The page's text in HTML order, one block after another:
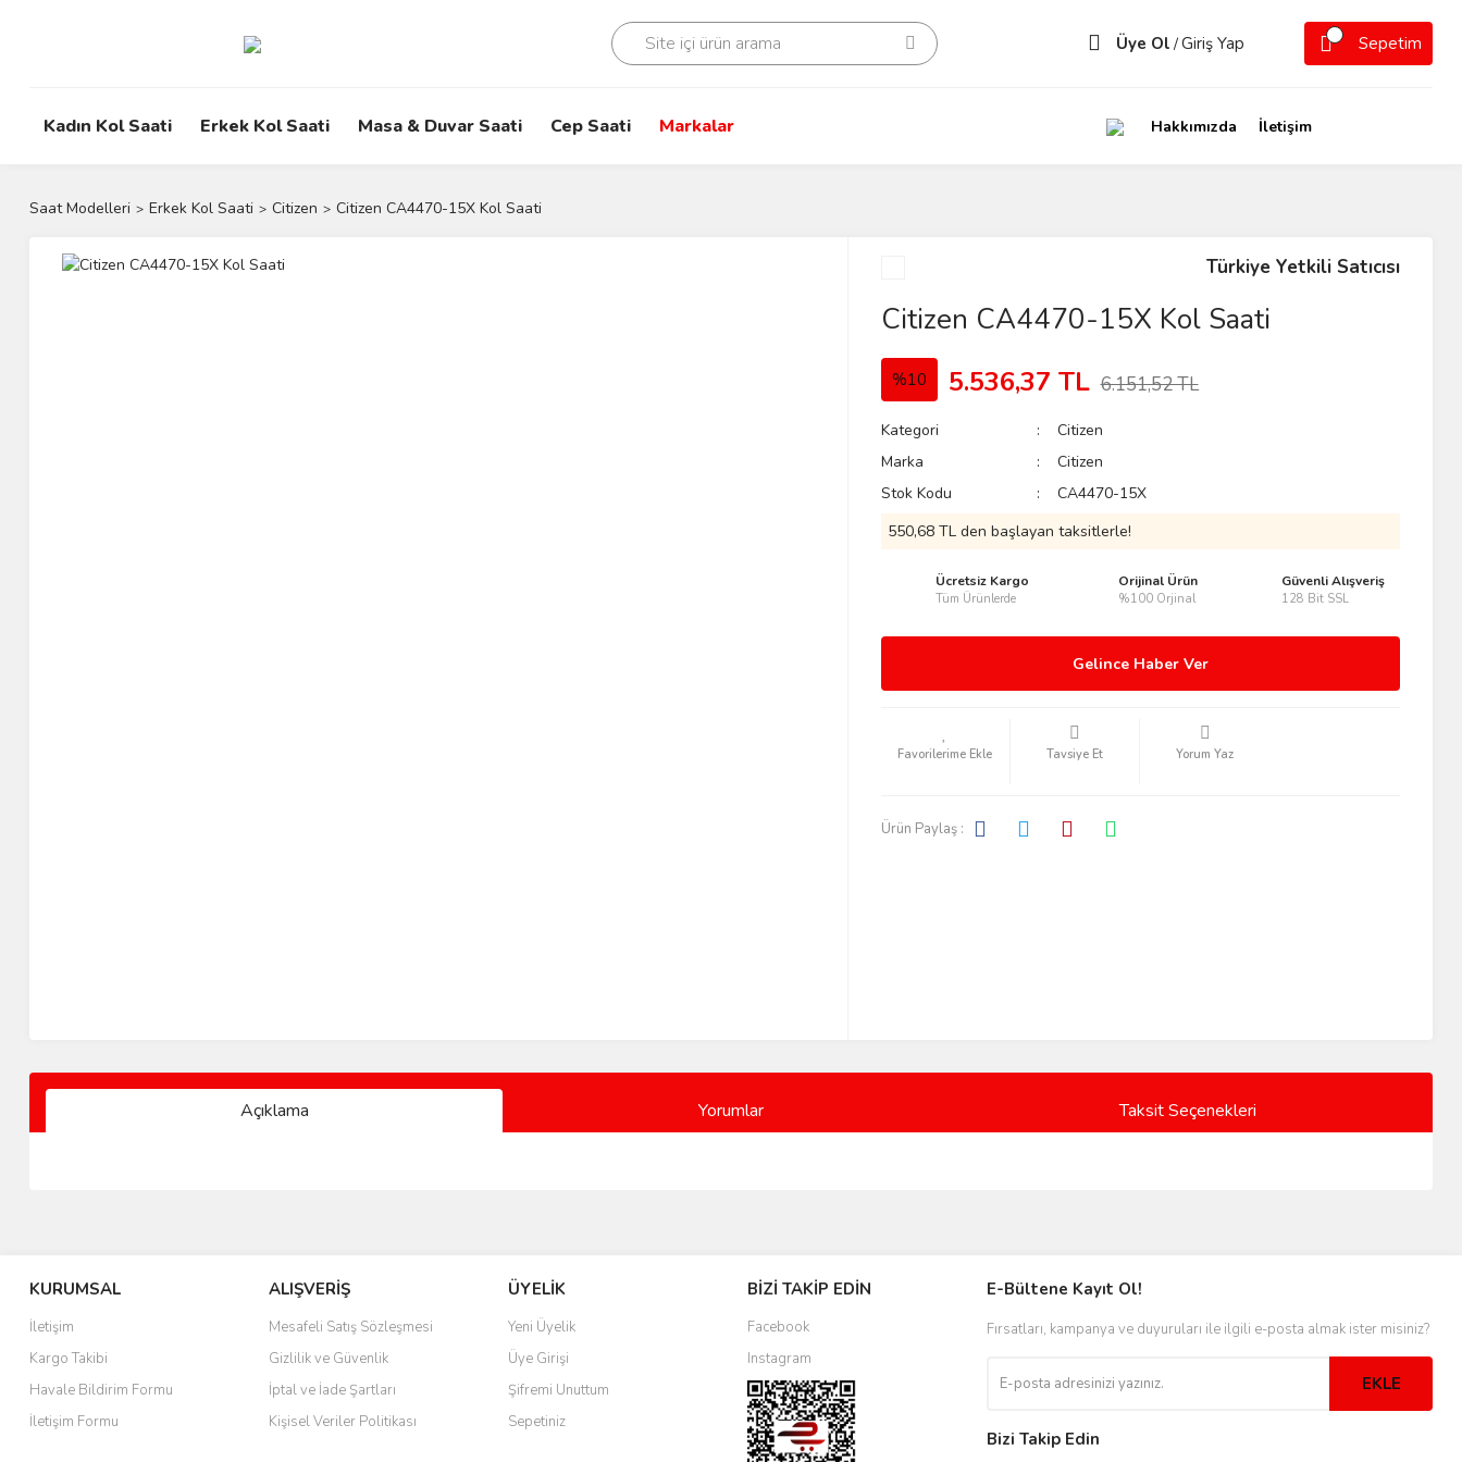
Üye Ol /Giriş Yap Sepetim
Kadın Kol Saati Erkek Kol Saati Masa & Duvar Saati Cep Saati Markalar Hakkımızda İletişim
Saat Modelleri Erkek Kol Saati Citizen Citizen CA4470-15X Kol Saati
Türkiye Yetkili Satıcısı
Citizen CA4470-15X Kol Saati
%10 5.536,37 TL 6.151,52 TL
Kategori
Citizen
Marka
Citizen
Stok Kodu
CA4470-15X
550,68 TL den başlayan taksitlerle!
Ücretsiz Kargo
Tüm Ürünlerde
Orijinal Ürün
%100 Orjinal
Güvenli Alışveriş
128 Bit SSL
Gelince Haber Ver
Tavsiye Et Yorum Yaz
Ürün Paylaş :
Açıklama Yorumlar Taksit Seçenekleri
KURUMSAL
İletişim
Kargo Takibi
Havale Bildirim Formu
İletişim Formu
ALIŞVERİŞ
Mesafeli Satış Sözleşmesi
Gizlilik ve Güvenlik
İptal ve İade Şartları
Kişisel Veriler Politikası
ÜYELİK
Yeni Üyelik
Üye Girişi
Şifremi Unuttum
Sepetiniz
BİZİ TAKİP EDİN
Facebook
Instagram
E-Bültene Kayıt Ol!
Fırsatları, kampanya ve duyuruları ile ilgili e-posta almak ister misiniz?
EKLE
Bizi Takip Edin